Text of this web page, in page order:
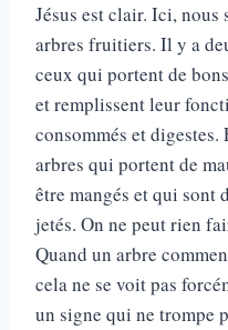
Jésus est clair. Ici, nous
arbres fruitiers. Il y a
ceux qui portent de
et remplissent leur
consommés et
arbres qui portent de
être mangés et qui sont
jetés. On ne peut rien
Quand un arbre
cela ne se voit pas
un signe qui ne trompe